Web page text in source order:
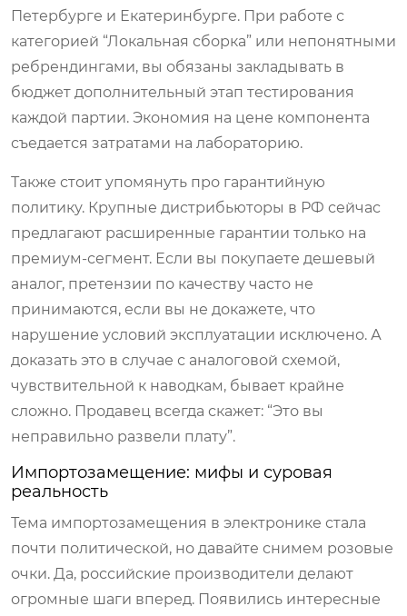
Петербурге и Екатеринбурге. При работе с
категорией “Локальная сборка” или непонятными
ребрендингами, вы обязаны закладывать в
бюджет дополнительный этап тестирования
каждой партии. Экономия на цене компонента
съедается затратами на лабораторию.
Также стоит упомянуть про гарантийную
политику. Крупные дистрибьюторы в РФ сейчас
предлагают расширенные гарантии только на
премиум-сегмент. Если вы покупаете дешевый
аналог, претензии по качеству часто не
принимаются, если вы не докажете, что
нарушение условий эксплуатации исключено. А
доказать это в случае с аналоговой схемой,
чувствительной к наводкам, бывает крайне
сложно. Продавец всегда скажет: “Это вы
неправильно развели плату”.
Импортозамещение: мифы и суровая
реальность
Тема импортозамещения в электронике стала
почти политической, но давайте снимем розовые
очки. Да, российские производители делают
огромные шаги вперед. Появились интересные